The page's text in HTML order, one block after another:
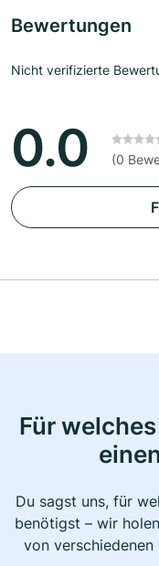
Bewertungen
Nicht verifizierte
0.0 (0
Für
Du sagst uns, für
benötigst – wir
von